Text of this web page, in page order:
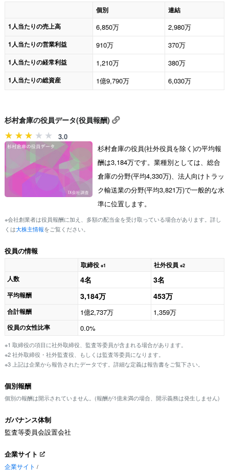
個別
連結
1人当たりの売上高
6,850万 2,980万
1人当たりの営業利益 910万 370万
1人当たりの経常利益 1,210万 380万
1人当たりの総資産 1億9,790万 6,030万
杉村倉庫の役員データ(役員報酬)
3.0
杉村倉庫の役員(社外役員を除く)の平均報
酬は3,184万です。業種別としては、総合
倉庫の分野(平均4,330万)、法人向けトラッ
ク輸送業の分野(平均3,821万)で一般的な水
準に位置します。
※会社創業者は役員報酬に加え、多額の配当金を受け取っている場合があります。詳し
くは大株主情報をご覧ください。
役員の情報
取締役 ※1 社外役員 ※2
人数 4名 3名
平均報酬 3,184万 453万
合計報酬 1億2,737万 1,359万
役員の女性比率 0.0%
※1 取締役の項目に社外取締役、監査等委員が含まれる場合があります。
※2 社外取締役・社外監査役、もしくは監査等委員になります。
※3 上記は企業から報告されたデータです。詳細な定義は報告書をご覧下さい。
個別報酬
個別の報酬は開示されていません。(報酬が1億未満の場合、開示義務は発生しません)
ガバナンス体制
監査等委員会設置会社
企業サイト
企業サイト /